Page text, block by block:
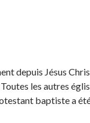
depuis Jésus
les autres
baptiste a